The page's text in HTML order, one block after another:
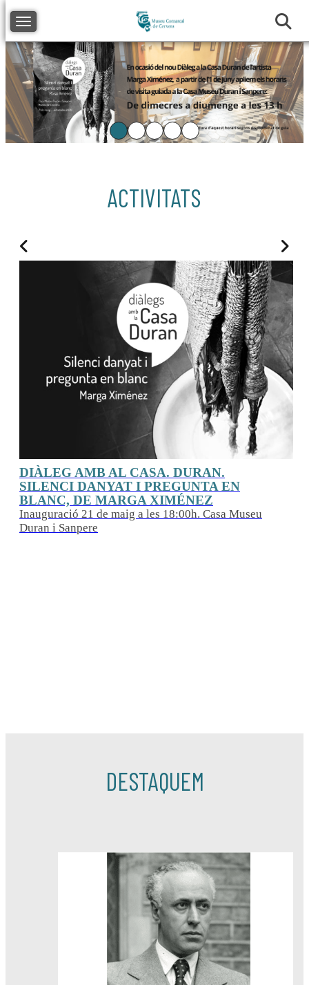
Toggle navigation
ACTIVITATS
DIA INTERNACIONAL DELS MUSEUS
2026
Del 16 al 21 de maig de 2026
DESTAQUEM